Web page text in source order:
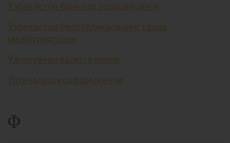
Ўзбекистон банклар ассоцияцияси
Ўзбекистон Республикасининг ғазна
мажбуриятлари
Ўзгарувчан валюта курси
Ўртачалаш коэффициенти
Ф